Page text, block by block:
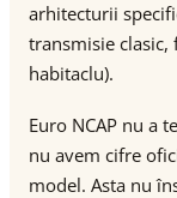
arhitecturii
transmisie clasic,
habitaclu).
Euro NCAP nu a
nu avem cifre
model. Asta nu